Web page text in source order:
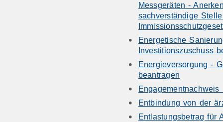
Messgeräten -
sachverständige
Energetische
Investitionszuschuss
Energieversorgung -
beantragen
Engagementnachweis
Entbindung von der
Entlastungsbetrag für